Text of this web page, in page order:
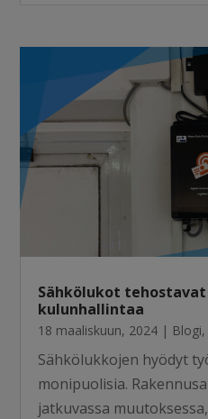
Sähkölukot
kulunhallintaa
18 maaliskuun, 2024 | Blogi,
Sähkölukkojen hyödyt
monipuolisia.
jatkuvassa